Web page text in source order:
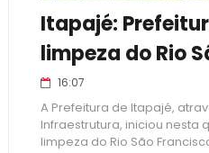
Itapajé:
limpeza do Rio
16:07
A Prefeitura de Itapajé,
Infraestrutura, iniciou nesta
limpeza do Rio São